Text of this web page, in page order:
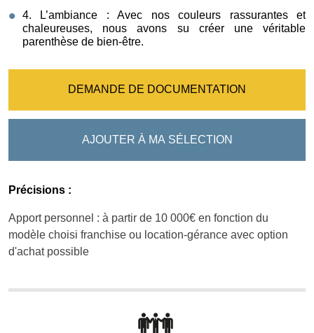
4. L’ambiance : Avec nos couleurs rassurantes et
chaleureuses, nous avons su créer une véritable
parenthèse de bien-être.
DEMANDE DE DOCUMENTATION
AJOUTER À MA SÉLECTION
Précisions :
Apport personnel : à partir de 10 000€ en fonction du
modèle choisi franchise ou location-gérance avec option
d'achat possible